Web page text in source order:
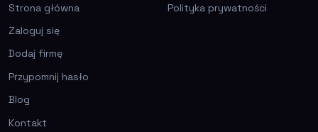
Strona główna
Zaloguj się
Dodaj firmę
Przypomnij hasło
Blog
Kontakt
Polityka prywatności